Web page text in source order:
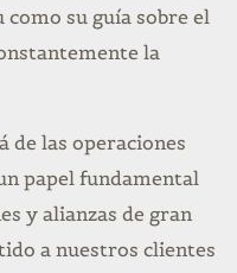
como su guía sobre el
la
de las operaciones
papel fundamental
y alianzas de gran
a nuestros clientes